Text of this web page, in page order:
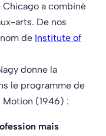
Chicago a combiné
arts. De nos
de Institute of
donne la
le programme de
Motion (1946) :
mais